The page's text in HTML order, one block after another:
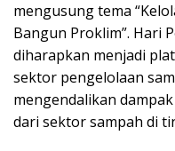
mengusung tema
Bangun Proklim”. Hari
diharapkan menjadi
sektor pengelolaan
mengendalikan
dari sektor sampah di